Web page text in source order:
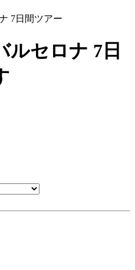
7日間ツアー
ルセロナ 7日